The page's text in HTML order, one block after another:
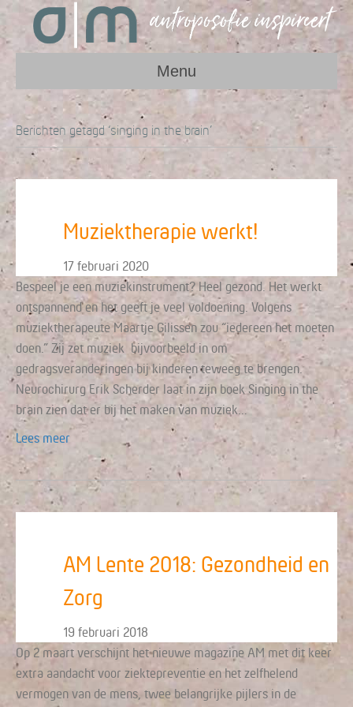
Menu
Berichten getagd ‘singing in the brain’
Muziektherapie werkt!
17 februari 2020
Bespeel je een muziekinstrument? Heel gezond. Het werkt
ontspannend en het geeft je veel voldoening. Volgens
muziektherapeute Maartje Gilissen zou “iedereen het moeten
doen.” Zij zet muziek bijvoorbeeld in om
gedragsveranderingen bij kinderen teweeg te brengen.
Neurochirurg Erik Scherder laat in zijn boek Singing in the
brain zien dat er bij het maken van muziek…
Lees meer
AM Lente 2018: Gezondheid en
Zorg
19 februari 2018
Op 2 maart verschijnt het nieuwe magazine AM met dit keer
extra aandacht voor ziektepreventie en het zelfhelend
vermogen van de mens, twee belangrijke pijlers in de